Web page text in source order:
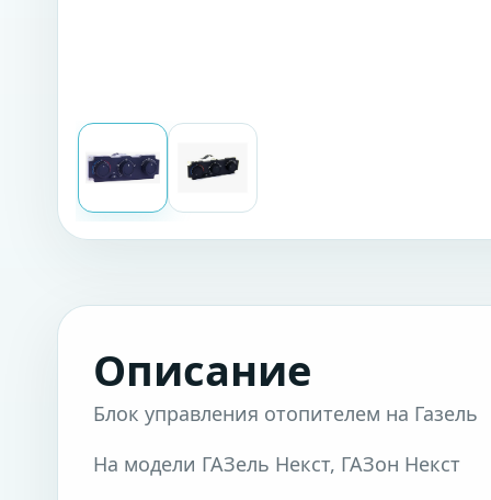
Описание
Блок управления отопителем на Газель
На модели ГАЗель Некст, ГАЗон Некст